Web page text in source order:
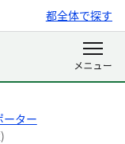
都全体で探す
ーター